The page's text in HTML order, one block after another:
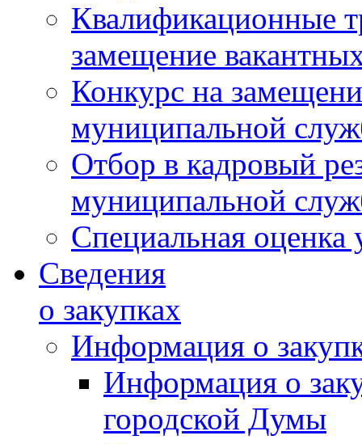
Квалификационные
замещение
Конкурс на
муниципальной
Отбор в кадровый
муниципальной
Специальная оценка
Сведения
о закупках
Информация о
Информация о
городской Думы